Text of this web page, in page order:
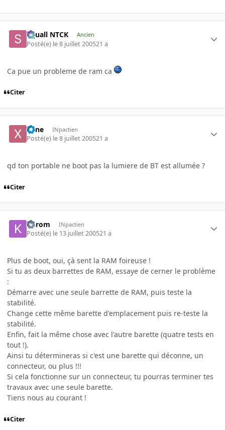
Squall NTCK Ancien
Posté(e) le 8 juillet 200521 a
Ca pue un probleme de ram ca
Citer
xone INpactien
Posté(e) le 8 juillet 200521 a
qd ton portable ne boot pas la lumiere de BT est allumée ?
Citer
khrom INpactien
Posté(e) le 13 juillet 200521 a
Plus de boot, oui, çà sent la RAM foireuse !
Si tu as deux barrettes de RAM, essaye de cerner le problème
:
Démarre avec une seule barrette de RAM, puis teste la
stabilité.
Change cette même barette d'emplacement puis re-teste la
stabilité.
Enfin, fait la même chose avec l'autre barette (quatre tests en
tout !).
Ainsi tu détermineras si c'est une barette qui déconne, un
connecteur, ou plus !!!
Si cela fonctionne sur un connecteur, tu pourras terminer tes
travaux avec une seule barette.
Tiens nous au courant !
Citer